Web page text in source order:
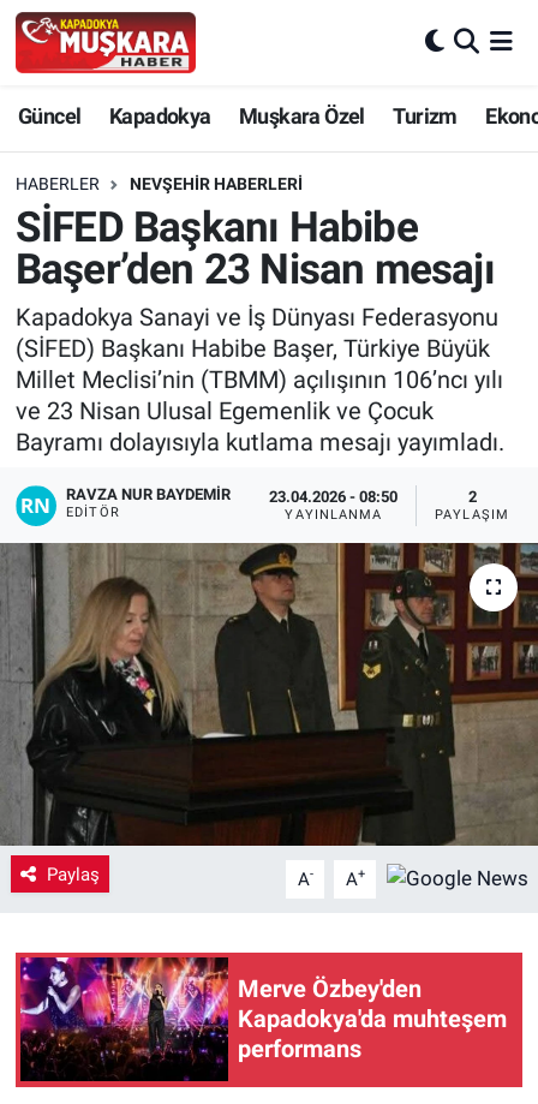
Güncel Kapadokya Muşkara Özel Turizm
HABERLER NEVŞEHIR HABERLERI
SİFED Başkanı Habibe
Başer’den 23 Nisan mesajı
Kapadokya Sanayi ve İş Dünyası Federasyonu
(SİFED) Başkanı Habibe Başer, Türkiye Büyük
Millet Meclisi’nin (TBMM) açılışının 106’ncı yılı
ve 23 Nisan Ulusal Egemenlik ve Çocuk
Bayramı dolayısıyla kutlama mesajı yayımladı.
RAVZA NUR BAYDEMIR
EDITÖR
23.04.2026 - 08:50
YAYINLANMA
2
PAYLAŞIM
Paylaş A- A+
Merve Özbey'den
Kapadokya'da muhteşem
performans
Güncel
SEÇİM
Muşkara Özel
Ekonomi
Kapadokya
Turizm
Kültür - Sanat
Yaşam
VEFATLAR
Nevşehir Hava Durumu
Nevşehir Trafik Yoğunluk Haritası
Süper Lig Puan Durumu ve Fikstür
Tüm Manşetler
Son Dakika Haberleri
Haber Arşivi